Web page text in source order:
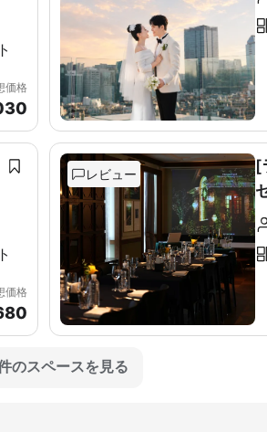
価格
価格
レビュー
[
のスペースを見る